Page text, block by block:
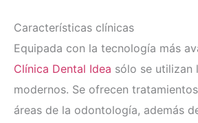
Características clínicas
Equipada con la tecnología más
Clínica Dental Idea sólo se utilizan
modernos. Se ofrecen
áreas de la odontología, además